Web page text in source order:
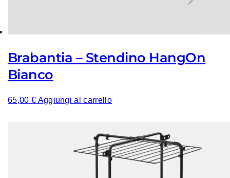
Brabantia – Stendino HangOn
Bianco
65,00 € Aggiungi al carrello